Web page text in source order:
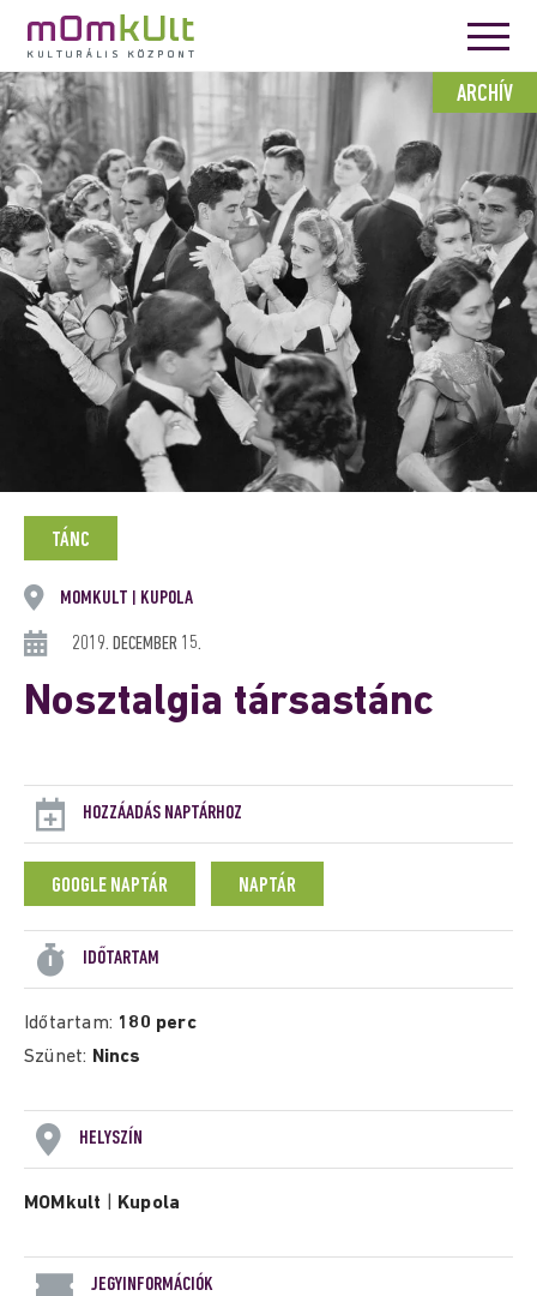
ARCHÍV
TÁNC
MOMKULT KUPOLA
2019. DECEMBER 15.
Nosztalgia társastánc
HOZZÁADÁS NAPTÁRHOZ
GOOGLE NAPTÁR NAPTÁR
IDŐTARTAM
Időtartam: 180 perc
Szünet: Nincs
HELYSZÍN
MOMkult Kupola
JEGYINFORMÁCIÓK